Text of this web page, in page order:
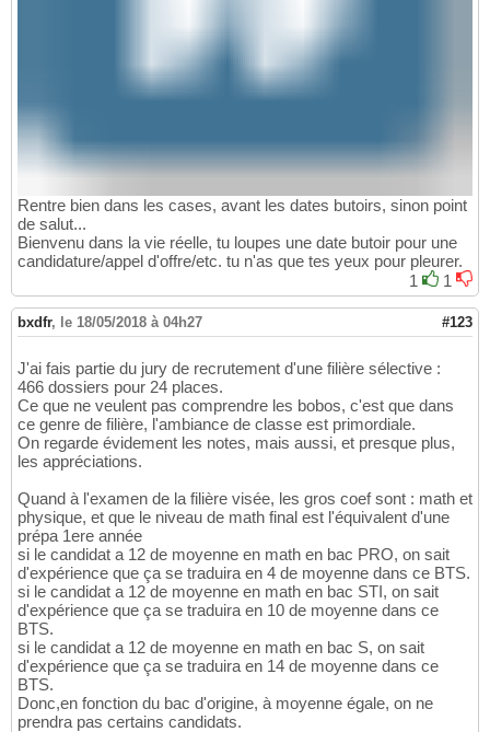
Rentre bien dans les cases, avant les dates butoirs, sinon point
de salut...
Bienvenu dans la vie réelle, tu loupes une date butoir pour une
candidature/appel d'offre/etc. tu n'as que tes yeux pour pleurer.
1
1
bxdfr, le 18/05/2018 à 04h27 #123
J'ai fais partie du jury de recrutement d'une filière sélective :
466 dossiers pour 24 places.
Ce que ne veulent pas comprendre les bobos, c'est que dans
ce genre de filière, l'ambiance de classe est primordiale.
On regarde évidement les notes, mais aussi, et presque plus,
les appréciations.
Quand à l'examen de la filière visée, les gros coef sont : math et
physique, et que le niveau de math final est l'équivalent d'une
prépa 1ere année
si le candidat a 12 de moyenne en math en bac PRO, on sait
d'expérience que ça se traduira en 4 de moyenne dans ce BTS.
si le candidat a 12 de moyenne en math en bac STI, on sait
d'expérience que ça se traduira en 10 de moyenne dans ce
BTS.
si le candidat a 12 de moyenne en math en bac S, on sait
d'expérience que ça se traduira en 14 de moyenne dans ce
BTS.
Donc,en fonction du bac d'origine, à moyenne égale, on ne
prendra pas certains candidats.